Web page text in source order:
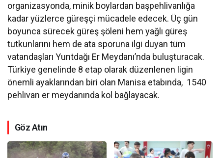
organizasyonda, minik boylardan başpehlivanlığa
kadar yüzlerce güreşçi mücadele edecek. Üç gün
boyunca sürecek güreş şöleni hem yağlı güreş
tutkunlarını hem de ata sporuna ilgi duyan tüm
vatandaşları Yuntdağı Er Meydanı’nda buluşturacak.
Türkiye genelinde 8 etap olarak düzenlenen ligin
önemli ayaklarından biri olan Manisa etabında, 1540
pehlivan er meydanında kol bağlayacak.
Göz Atın